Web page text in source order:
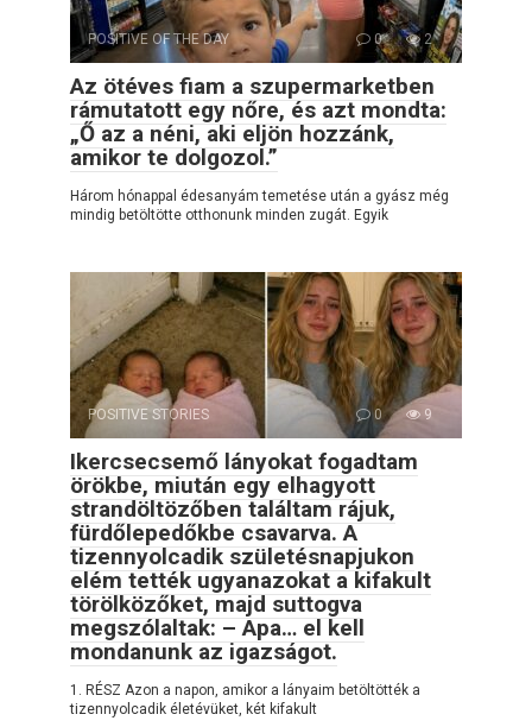
POSITIVE OF THE DAY 0 2
Az ötéves fiam a szupermarketben
rámutatott egy nőre, és azt mondta:
„Ő az a néni, aki eljön hozzánk,
amikor te dolgozol.”
Három hónappal édesanyám temetése után a gyász még
mindig betöltötte otthonunk minden zugát. Egyik
POSITIVE STORIES 0 9
Ikercsecsemő lányokat fogadtam
örökbe, miután egy elhagyott
strandöltözőben találtam rájuk,
fürdőlepedőkbe csavarva. A
tizennyolcadik születésnapjukon
elém tették ugyanazokat a kifakult
törölközőket, majd suttogva
megszólaltak: – Apa… el kell
mondanunk az igazságot.
1. RÉSZ Azon a napon, amikor a lányaim betöltötték a
tizennyolcadik életévüket, két kifakult